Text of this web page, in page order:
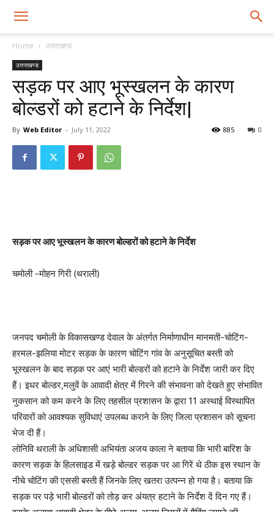
Home उत्तराखण्ड
उत्तराखण्ड
सड़क पर आए भूस्खलन के कारण
बोल्डरों को हटाने के निर्देश|
By Web Editor - July 11, 2022 0
885
सड़क पर आए भूस्खलन के कारण बोल्डरों को हटाने के निर्देश
चमोली -मोहन गिरी (थराली)
जनपद चमोली के विकासखण्ड देवाल के अंतर्गत निर्माणाधीन मानमती-चोटिंग-
हरमल-झलिया मोटर सड़क के कारण चोटिंग गांव के अनुसूचित बस्ती को
भूस्खलन के बाद सड़क पर आएं भारी बोल्डरों को हटाने के निर्देश जारी कर दिए
हैं। इधर बोल्डर,मलुवें के आवादी क्षेत्र में गिरने की संभावना को देखते हुए संभावित
नुकसान को कम करने के लिए तहसील प्रशासन के द्वारा 11 अस्थाई विस्थापित
परिवारों को आवश्यक सुविधाएं उपलब्ध कराने के लिए जिला प्रशासन को सूचना
भेज दी हैं।
लोनिवि थराली के अधिशासी अभियंता अजय काला ने बताया कि भारी बारिश के
कारण सड़क के हिलसाइड में खड़े बोल्डर सड़क पर आ गिरें थे ठीक इस स्थान के
नीचे चोटिंग की एससी बस्ती हैं जिनके लिए खतरा उत्पन्न हो गया है। बताया कि
सड़क पर पड़े भारी बोल्डरों को तोड़ कर अंयत्र हटाने के निर्देश दें दिन गए हैं।